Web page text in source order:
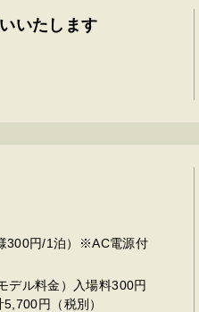
いいたします
300円/1泊）※AC電源付
デル料金）入場料300円
円（税別）